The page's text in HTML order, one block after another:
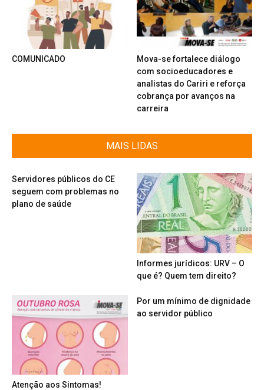
COMUNICADO
Mova-se fortalece diálogo
com socioeducadores e
analistas do Cariri e reforça
cobrança por avanços na
carreira
MAIS LIDAS
Servidores públicos do CE
seguem com problemas no
plano de saúde
Informes jurídicos: URV – O
que é? Quem tem direito?
Atenção aos Sintomas!
Por um mínimo de dignidade
ao servidor público